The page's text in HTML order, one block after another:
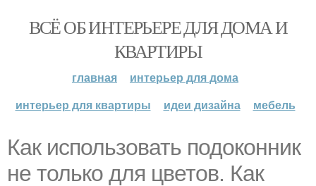
ВСЁ ОБ ИНТЕРЬЕРЕ ДЛЯ ДОМА И
КВАРТИРЫ
главная
интерьер для дома
интерьер для квартиры
идеи дизайна мебель
Как использовать подоконник
не только для цветов. Как